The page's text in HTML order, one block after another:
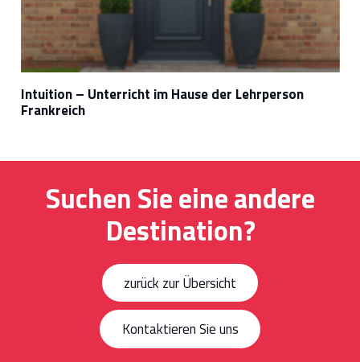
Intuition – Unterricht im Hause der Lehrperson
Frankreich
Suchen Sie eine andere
Destination?
zurück zur Übersicht
Kontaktieren Sie uns